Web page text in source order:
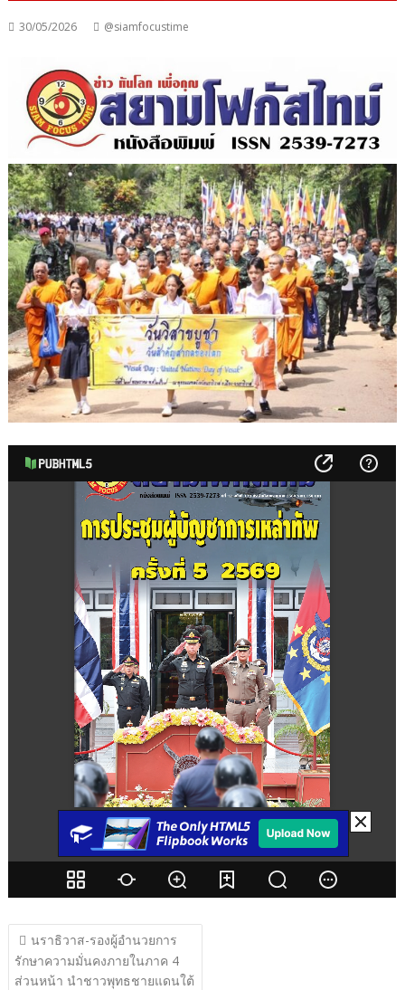
30/05/2026 @siamfocustime
แนะแนว
เรื่อง
นราธิวาส-รองผู้อำนวยการ
รักษาความมั่นคงภายในภาค 4
ส่วนหน้า นำชาวพุทธชายแดนใต้